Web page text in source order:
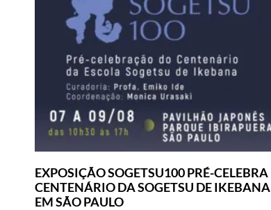
EXPOSIÇÃO SOGETSU100 PRÉ-CELEBRA
CENTENÁRIO DA SOGETSU DE IKEBANA
EM SÃO PAULO